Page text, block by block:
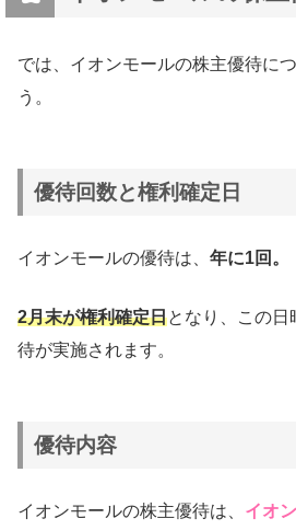
では、イオンモールの株主優待に
う。
優待回数と権利確定日
イオンモールの優待は、 年に1回。
2月末が権利確定日となり、この
待が実施されます。
優待内容
イオンモールの株主優待は、 イオ